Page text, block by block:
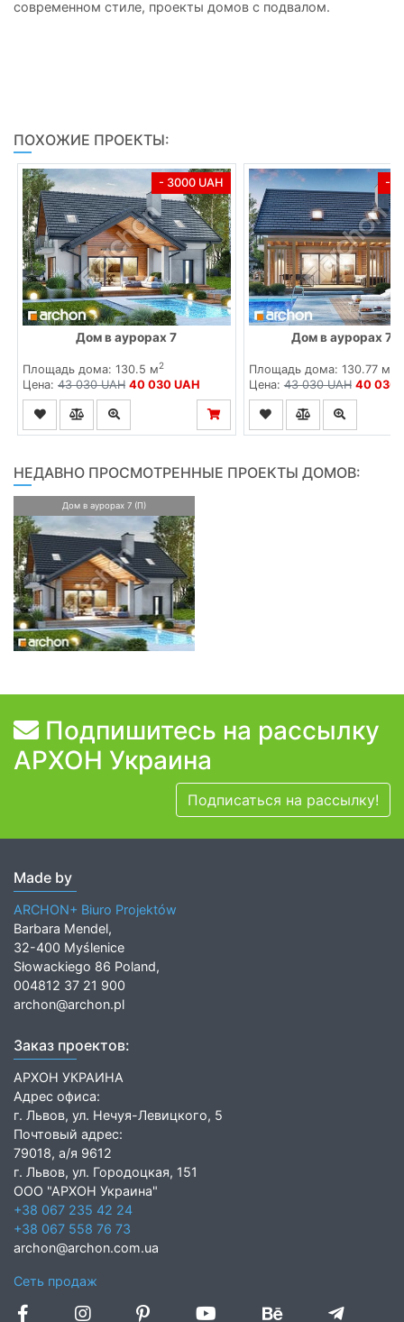
современном стиле, проекты домов с подвалом.
ПОХОЖИЕ ПРОЕКТЫ:
- 3000 UAH
Дом в аурорах 7
Площадь дома: 130.5 м2
Цена: 43 030 UAH 40 030 UAH
-
Дом в аурорах 7
Площадь дома: 130.77 м
Цена:43 030 UAH 40 030
НЕДАВНО ПРОСМОТРЕННЫЕ ПРОЕКТЫ ДОМОВ:
Дом в аурорах 7 (П)
Подпишитесь на рассылку
АРХОН Украина
Подписаться на рассылку!
Made by
ARCHON+ Biuro Projektów
Barbara Mendel,
32-400 Myślenice
Słowackiego 86 Poland,
004812 37 21 900
archon@archon.pl
Заказ проектов:
АРХОН УКРАИНА
Адрес офиса:
г. Львов, ул. Нечуя-Левицкого, 5
Почтовый адрес:
79018, а/я 9612
г. Львов, ул. Городоцкая, 151
ООО "АРХОН Украина"
+38 067 235 42 24
+38 067 558 76 73
archon@archon.com.ua
Сеть продаж